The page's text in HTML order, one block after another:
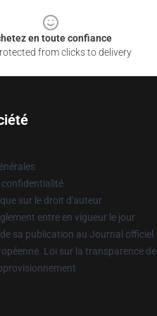
en toute confiance
from clicks to delivery
confidentialité
sur le droit d'auteur
entre en vigueur le jour
sa publication au Journal officiel
Loi sur la transparence de